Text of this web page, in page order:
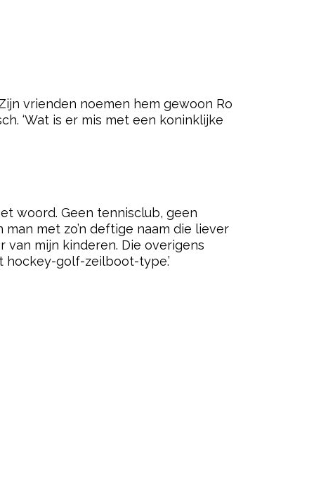
vrienden noemen hem gewoon Ro
‘Wat is er mis met een koninklijke
woord. Geen tennisclub, geen
met zo’n deftige naam die liever
van mijn kinderen. Die overigens
golf-zeilboot-type.’